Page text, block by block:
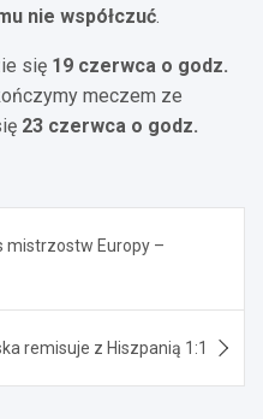
nie współczuć.
się 19 czerwca o godz.
meczem ze
23 czerwca o godz.
mistrzostw Europy –
remisuje z Hiszpanią 1:1